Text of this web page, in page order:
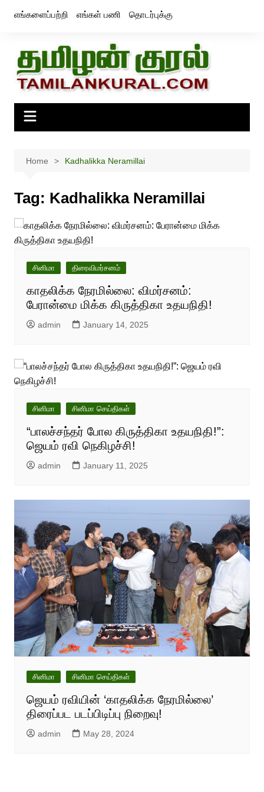
எங்களைப்பற்றி எங்கள் பணி தொடர்புக்கு
Home Kadhalikka Neramillai
Tag: Kadhalikka Neramillai
சினிமா திரைவிமர்சனம்
காதலிக்க நேரமில்லை: விமர்சனம்:
பேரான்மை மிக்க கிருத்திகா உதயநிதி!
admin January 14, 2025
சினிமா சினிமா செய்திகள்
“பாலச்சந்தர் போல கிருத்திகா உதயநிதி!”:
ஜெயம் ரவி நெகிழச்சி!
admin January 11, 2025
சினிமா சினிமா செய்திகள்
ஜெயம் ரவியின் ‘காதலிக்க நேரமில்லை’
திரைப்பட படப்பிடிப்பு நிறைவு!
admin May 28, 2024